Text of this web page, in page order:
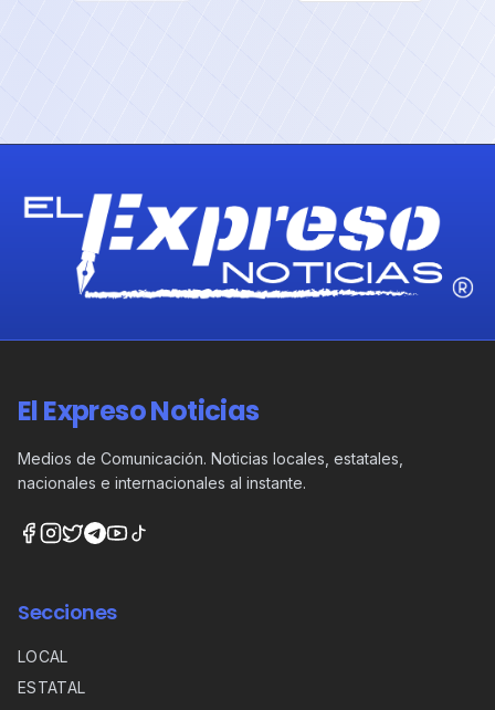
El Expreso Noticias
Medios de Comunicación. Noticias locales, estatales,
nacionales e internacionales al instante.
Secciones
LOCAL
ESTATAL